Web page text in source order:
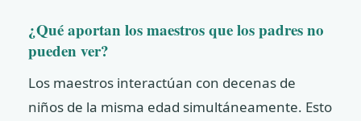
¿Qué aportan los maestros que los padres no
pueden ver?
Los maestros interactúan con decenas de
niños de la misma edad simultáneamente. Esto